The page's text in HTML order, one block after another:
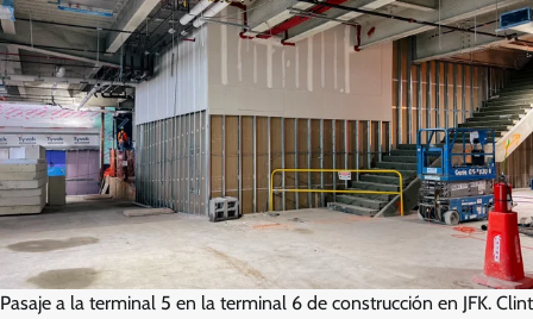
Pasaje a la terminal 5 en la terminal 6 de construcción en JFK. Clint